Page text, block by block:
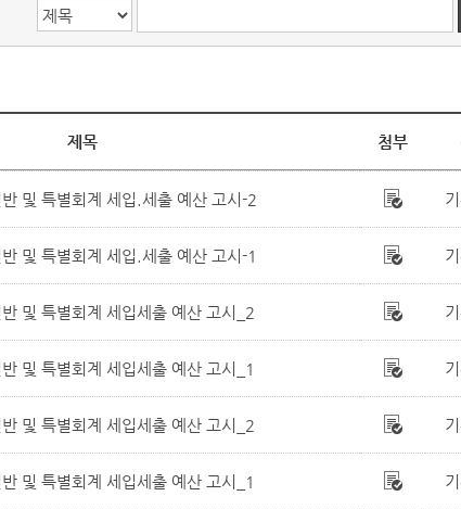
제목 첨부
및 특별회계 세입.세출 예산 고시-2
및 특별회계 세입.세출 예산 고시-1
및 특별회계 세입세출 예산 고시_2
및 특별회계 세입세출 예산 고시_1
및 특별회계 세입세출 예산 고시_2
및 특별회계 세입세출 예산 고시_1